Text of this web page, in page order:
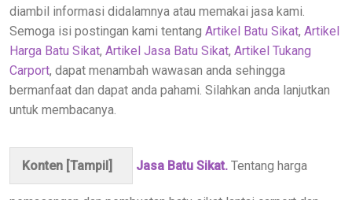
diambil informasi didalamnya atau memakai jasa kami.
Semoga isi postingan kami tentang Artikel Batu Sikat, Artikel
Harga Batu Sikat, Artikel Jasa Batu Sikat, Artikel Tukang
Carport, dapat menambah wawasan anda sehingga
bermanfaat dan dapat anda pahami. Silahkan anda lanjutkan
untuk membacanya.
Konten [Tampil] Jasa Batu Sikat. Tentang harga